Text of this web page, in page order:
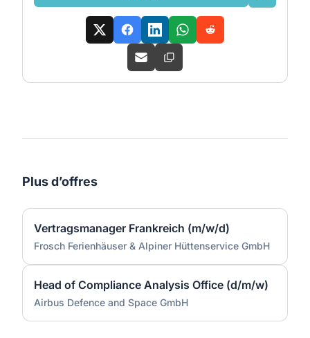
Plus d’offres
Vertragsmanager Frankreich (m/w/d)
Frosch Ferienhäuser & Alpiner Hüttenservice GmbH
Head of Compliance Analysis Office (d/m/w)
Airbus Defence and Space GmbH